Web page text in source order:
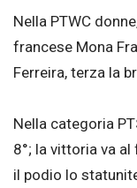
Nella PTWC
francese Mona
Ferreira, terza la
Nella categoria
8°; la vittoria va
il podio lo